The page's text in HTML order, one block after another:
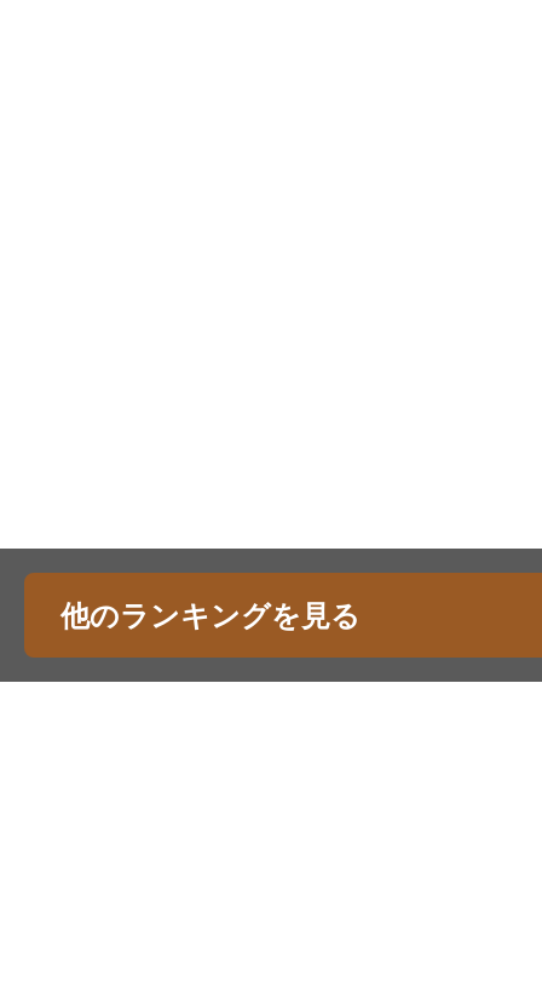
他のランキングを見る